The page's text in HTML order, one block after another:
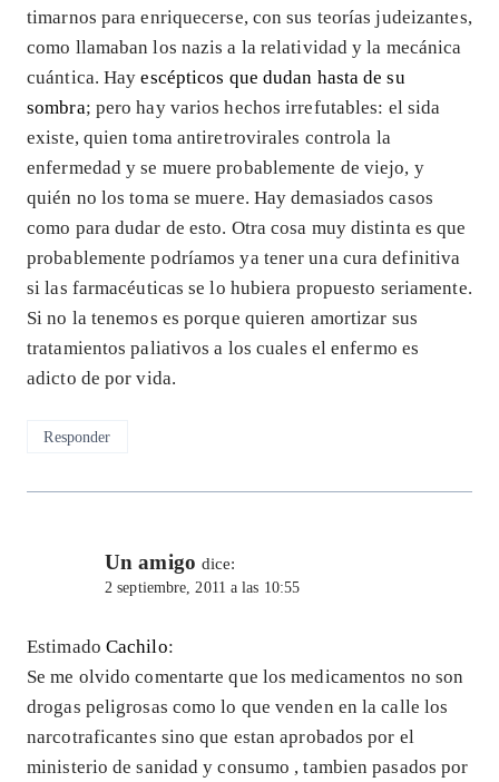
timarnos para enriquecerse, con sus teorías judeizantes,
como llamaban los nazis a la relatividad y la mecánica
cuántica. Hayescépticos que dudan hasta de su
sombra; pero hay varios hechos irrefutables: el sida
existe, quien toma antiretrovirales controla la
enfermedad y se muere probablemente de viejo, y
quién no los toma se muere. Hay demasiados casos
como para dudar de esto. Otra cosa muy distinta es que
probablemente podríamos ya tener una cura definitiva
si las farmacéuticas se lo hubiera propuesto seriamente.
Si no la tenemos es porque quieren amortizar sus
tratamientos paliativos a los cuales el enfermo es
adicto de por vida.
Responder
Un amigo dice:
2 septiembre, 2011 a las 10:55
Estimado Cachilo:
Se me olvido comentarte que los medicamentos no son
drogas peligrosas como lo que venden en la calle los
narcotraficantes sino que estan aprobados por el
ministerio de sanidad y consumo , tambien pasados por